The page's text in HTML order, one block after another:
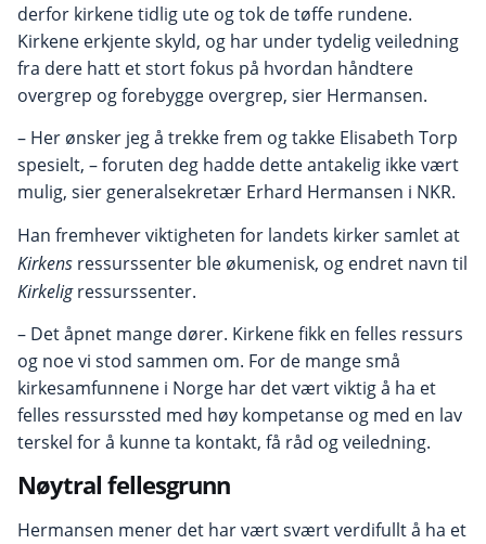
derfor kirkene tidlig ute og tok de tøffe rundene.
Kirkene erkjente skyld, og har under tydelig veiledning
fra dere hatt et stort fokus på hvordan håndtere
overgrep og forebygge overgrep, sier Hermansen.
– Her ønsker jeg å trekke frem og takke Elisabeth Torp
spesielt, – foruten deg hadde dette antakelig ikke vært
mulig, sier generalsekretær Erhard Hermansen i NKR.
Han fremhever viktigheten for landets kirker samlet at
Kirkens ressurssenter ble økumenisk, og endret navn til
Kirkeligressurssenter.
– Det åpnet mange dører. Kirkene fikk en felles ressurs
og noe vi stod sammen om. For de mange små
kirkesamfunnene i Norge har det vært viktig å ha et
felles ressurssted med høy kompetanse og med en lav
terskel for å kunne ta kontakt, få råd og veiledning.
Nøytral fellesgrunn
Hermansen mener det har vært svært verdifullt å ha et